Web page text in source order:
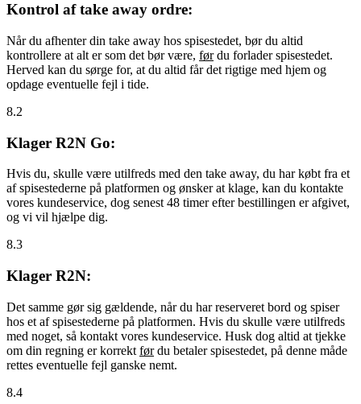
Kontrol af take away ordre:
Når du afhenter din take away hos spisestedet, bør du altid
kontrollere at alt er som det bør være, førdu forlader spisestedet.
Herved kan du sørge for, at du altid får det rigtige med hjem og
opdage eventuelle fejl i tide.
8.2
Klager R2N Go:
Hvis du, skulle være utilfreds med den take away, du har købt fra et
af spisestederne på platformen og ønsker at klage, kan du kontakte
vores kundeservice, dog senest 48 timer efter bestillingen er afgivet,
og vi vil hjælpe dig.
8.3
Klager R2N:
Det samme gør sig gældende, når du har reserveret bord og spiser
hos et af spisestederne på platformen. Hvis du skulle være utilfreds
med noget, så kontakt vores kundeservice. Husk dog altid at tjekke
om din regning er korrekt førdu betaler spisestedet, på denne måde
rettes eventuelle fejl ganske nemt.
8.4